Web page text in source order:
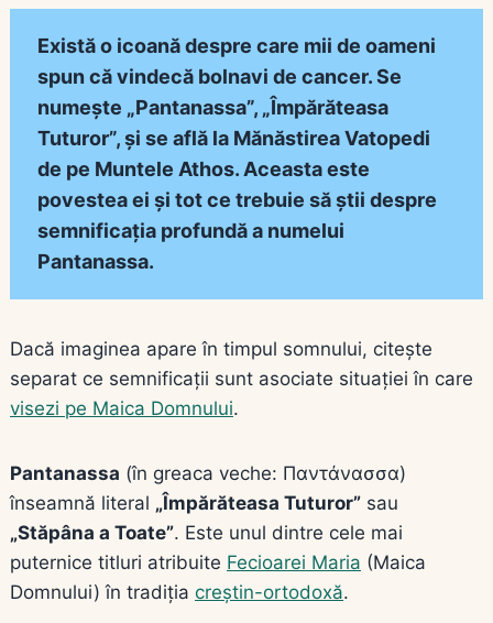
Există o icoană despre care mii de oameni
spun că vindecă bolnavi de cancer. Se
numește „Pantanassa”, „Împărăteasa
Tuturor”, și se află la Mănăstirea Vatopedi
de pe Muntele Athos. Aceasta este
povestea ei și tot ce trebuie să știi despre
semnificația profundă a numelui
Pantanassa.
Dacă imaginea apare în timpul somnului, citește
separat ce semnificații sunt asociate situației în care
visezi pe Maica Domnului.
Pantanassa (în greaca veche: Παντάνασσα)
înseamnă literal „Împărăteasa Tuturor” sau
„Stăpâna a Toate”. Este unul dintre cele mai
puternice titluri atribuite Fecioarei Maria (Maica
Domnului) în tradiția creștin-ortodoxă.